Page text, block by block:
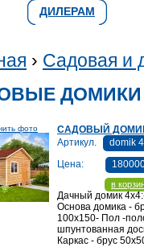
ДИЛЕРАМ
› Садовая и
ДОМИКИ
фото
САДОВЫЙ
Артикул.
domik
Цена:
в
Дачный домик
Основа домика -
100х150- Пол -
шпунтованная
Каркас - брус